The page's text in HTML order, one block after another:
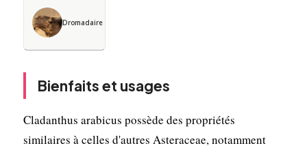
Dromadaire
Bienfaits et usages
Cladanthus arabicus possède des propriétés
similaires à celles d'autres Asteraceae, notamment